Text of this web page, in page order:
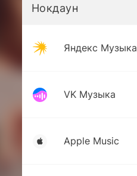
Нокдаун
Яндекс Музыка
VK Музыка
Apple Music